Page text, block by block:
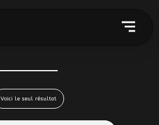
Voici le seul résultat